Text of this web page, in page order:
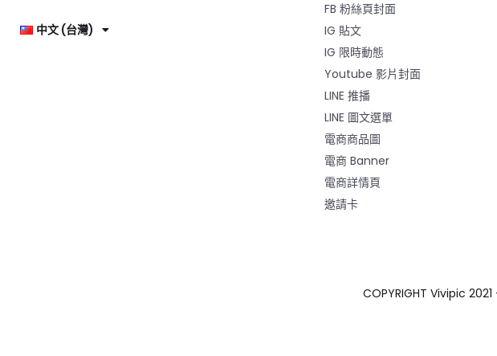
中文 (台灣)
FB 粉絲頁封面
IG 貼文
IG 限時動態
Youtube 影片封面
LINE 推播
LINE 圖文選單
電商商品圖
電商 Banner
電商詳情頁
邀請卡
COPYRIGHT Vivipic 2021